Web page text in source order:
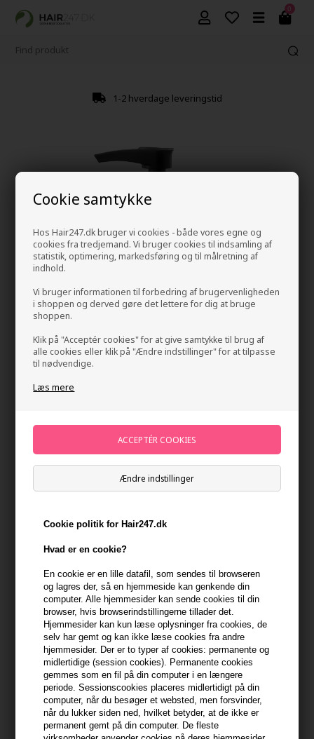
Cookie samtykke
Hos Hair247.dk bruger vi cookies - både vores egne og
cookies fra tredjemand. Vi bruger cookies til indsamling af
statistik, optimering, markedsføring og til målretning af
indhold.
Vi bruger informationen til forbedring af brugervenligheden
i shoppen og derved gøre det lettere for dig at bruge
shoppen.
Klik på "Acceptér cookies" for at give samtykke til brug af
alle cookies eller klik på "Ændre indstillinger" for at tilpasse
til nødvendige.
Læs mere
Ændre indstillinger
Cookie politik for Hair247.dk
Hvad er en cookie?
En cookie er en lille datafil, som sendes til browseren
og lagres der, så en hjemmeside kan genkende din
computer. Alle hjemmesider kan sende cookies til din
browser, hvis browserindstillingerne tillader det.
Hjemmesider kan kun læse oplysninger fra cookies, de
selv har gemt og kan ikke læse cookies fra andre
hjemmesider. Der er to typer af cookies: permanente og
midlertidige (session cookies). Permanente cookies
gemmes som en fil på din computer i en længere
periode. Sessionscookies placeres midlertidigt på din
computer, når du besøger et websted, men forsvinder,
når du lukker siden ned, hvilket betyder, at de ikke er
permanent gemt på din computer. De fleste
0
1-2 hverdage leveringstid
Maria Nila Colour Refresh 6.60 Autumn Red 300ml
Mærker Maria Nila
235,00DKK
På lager- Leveringstid 1-2 dage
Du får 12 DKK til dit næste køb når du køber denne vare -
min konto
399,10 DKK FRA GRATIS FRAGT 399.1 DKK
Beskrivelse Anmeldelser
Maria Nila Colour Refresh 6.60 Autumn Reder en nærende hår